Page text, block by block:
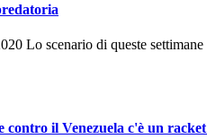
Lo scenario di queste
il Venezuela c'è un